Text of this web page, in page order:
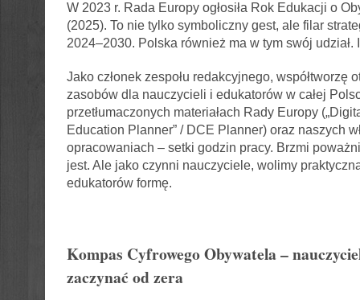
W 2023 r. Rada Europy ogłosiła Rok Edukacji o
(2025). To nie tylko symboliczny gest, ale filar
2024–2030. Polska również ma w tym swój udział.
Jako członek zespołu redakcyjnego, współtworzę
zasobów dla nauczycieli i edukatorów w całej
przetłumaczonych materiałach Rady Europy
Education Planner” / DCE Planner) oraz naszych
opracowaniach – setki godzin pracy. Brzmi
jest. Ale jako czynni nauczyciele, wolimy
edukatorów formę.
Kompas Cyfrowego Obywatela –
zaczynać od zera